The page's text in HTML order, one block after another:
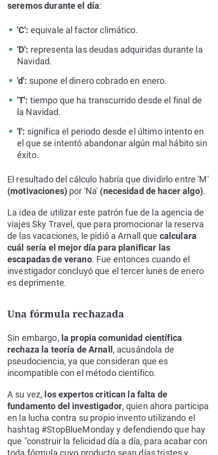
seremos durante el día:
'C': equivale al factor climático.
'D': representa las deudas adquiridas durante la
Navidad.
'd': supone el dinero cobrado en enero.
'T': tiempo que ha transcurrido desde el final de
la Navidad.
'l': significa el periodo desde el último intento en
el que se intentó abandonar algún mal hábito sin
éxito.
El resultado del cálculo habría que dividirlo entre 'M'
(motivaciones) por 'Na' (necesidad de hacer algo).
La idea de utilizar este patrón fue de la agencia de
viajes Sky Travel, que para promocionar la reserva
de las vacaciones, le pidió a Arnall que calculara
cuál sería el mejor día para planificar las
escapadas de verano. Fue entonces cuando el
investigador concluyó que el tercer lunes de enero
es deprimente.
Una fórmula rechazada
Sin embargo, la propia comunidad científica
rechaza la teoría de Arnall , acusándola de
pseudociencia, ya que consideran que es
incompatible con el método científico.
A su vez, los expertos critican la falta de
fundamento del investigador, quien ahora participa
en la lucha contra su propio invento utilizando el
hashtag #StopBlueMonday y defendiendo que hay
que "construir la felicidad día a día, para acabar con
toda fórmula cuyo producto sean días tristes y